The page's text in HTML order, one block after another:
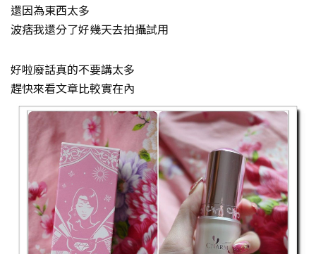
還因為東西太多
波痞我還分了好幾天去拍攝試用
好啦廢話真的不要講太多
趕快來看文章比較實在內